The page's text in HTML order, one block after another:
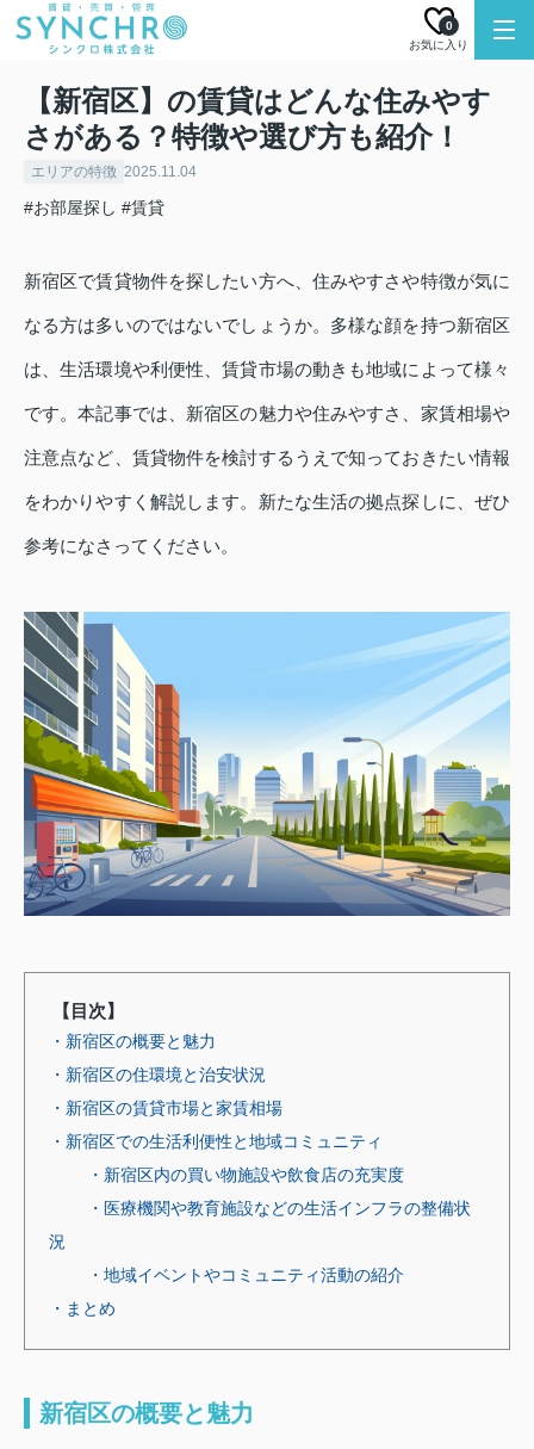
お気に入り
0
【新宿区】の賃貸はどんな住みやす
さがある？特徴や選び方も紹介！
エリアの特徴 2025.11.04
#お部屋探し #賃貸
新宿区で賃貸物件を探したい方へ、住みやすさや特徴が気に
なる方は多いのではないでしょうか。多様な顔を持つ新宿区
は、生活環境や利便性、賃貸市場の動きも地域によって様々
です。本記事では、新宿区の魅力や住みやすさ、家賃相場や
注意点など、賃貸物件を検討するうえで知っておきたい情報
をわかりやすく解説します。新たな生活の拠点探しに、ぜひ
参考になさってください。
【目次】
・新宿区の概要と魅力
・新宿区の住環境と治安状況
・新宿区の賃貸市場と家賃相場
・新宿区での生活利便性と地域コミュニティ
・新宿区内の買い物施設や飲食店の充実度
・医療機関や教育施設などの生活インフラの整備状
況
・地域イベントやコミュニティ活動の紹介
・まとめ
新宿区の概要と魅力